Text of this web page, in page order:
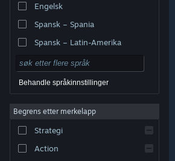
© Valve Corporation. Alle rettigheter reservert. Alle
Retningslinjer for personvern
Tilgjengelighet
|Steams abonnementsavtale
Refusjoner
Engelsk
Spansk – Spania
Spansk – Latin-Amerika
Behandle språkinnstillinger
Begrens etter merkelapp
Strategi
Action